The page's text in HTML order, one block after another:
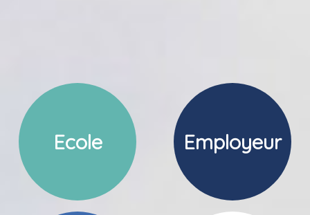
Ecole Employeur